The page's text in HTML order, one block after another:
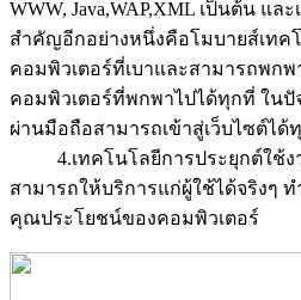
WWW, Java,WAP,XML เป็นต้น แล
สำคัญอีกอย่างหนึ่งคือโมบายส์เท
คอมพิวเตอร์ที่เบาและสามารถพกพ
คอมพิวเตอร์ที่พกพาไปได้ทุกที่ ในปั
ผ่านมือถือสามารถเข้าสู่เว็บไซต์ไ
4.เทคโนโลยีการประยุกต์ใช้งา
สามารถให้บริการแก่ผู้ใช้ได้จริงๆ
คุณประโยชน์ของคอมพิวเตอร์